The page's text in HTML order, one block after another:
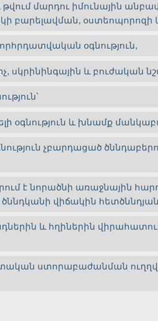
մարդու իմունային
բարելավման, օստեոպորոզի
օգնություն,
սկրինինգային և բուժական
օգնություն և խնամք
չբարդացած
է նորածնի առաջնային
վիճակին հետծննդյան
և հղիներին
ստորաբաժանման